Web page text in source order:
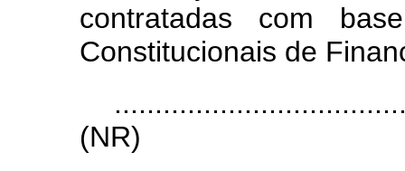
contratadas com
Constitucionais de
(NR)